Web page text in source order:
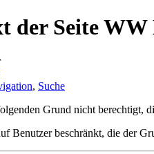
der Seite WW
, Suche
Grund nicht berechtigt,
Benutzer beschränkt, die der